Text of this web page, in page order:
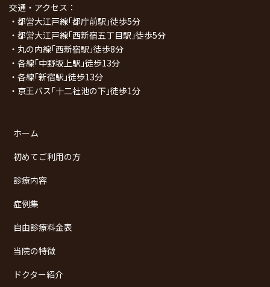
交通・アクセス：
・都営大江戸線｢都庁前駅｣徒歩5分
・都営大江戸線｢西新宿五丁目駅｣徒歩5分
・丸の内線｢西新宿駅｣徒歩8分
・各線｢中野坂上駅｣徒歩13分
・各線｢新宿駅｣徒歩13分
・京王バス｢十二社池の下｣徒歩1分
ホーム
初めてご利用の方
診療内容
症例集
自由診療料金表
当院の特徴
ドクター紹介